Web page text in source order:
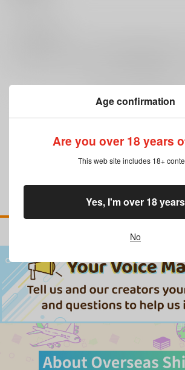
まだレビューはありません
Age confirmation
Are you over 18 years
This web site includes 18+
No
Yes, I'm over 18 years